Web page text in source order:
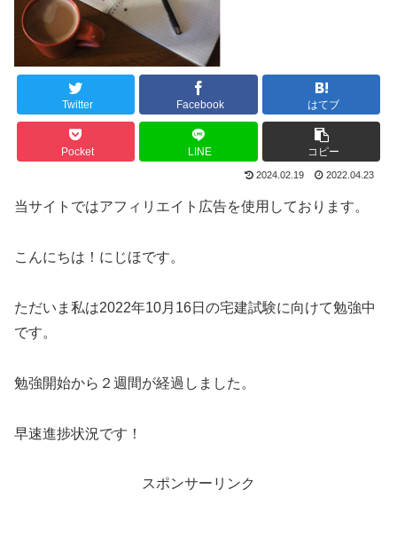
Twitter Facebook はてブ
Pocket LINE コピー
2024.02.19 2022.04.23
当サイトではアフィリエイト広告を使用しております。
こんにちは！にじほです。
ただいま私は2022年10月16日の宅建試験に向けて勉強中
です。
勉強開始から２週間が経過しました。
早速進捗状況です！
スポンサーリンク